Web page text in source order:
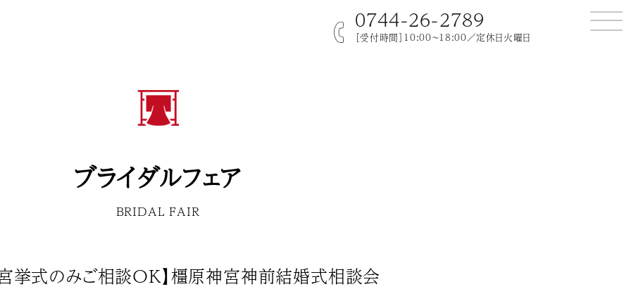
0744-26-2789
［受付時間］10:00～18:00／定休日火曜日
ブライダルフェア
BRIDAL FAIR
挙式のみご相談ＯＫ】橿原神宮神前結婚式相談会